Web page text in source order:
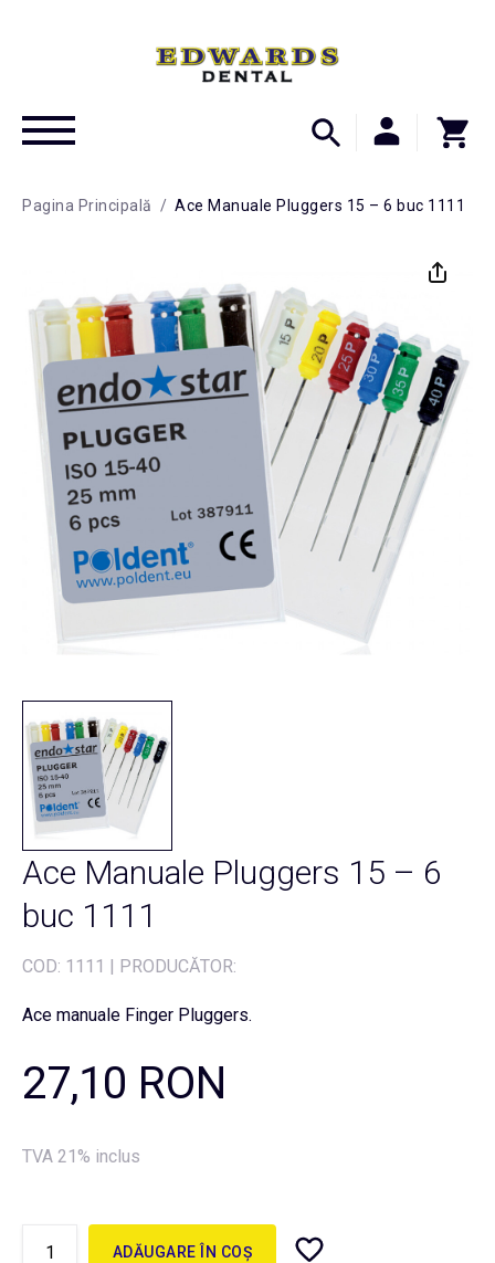
Pagina Principală / Ace Manuale Pluggers 15 – 6 buc 1111
Ace Manuale Pluggers 15 – 6
buc 1111
COD: 1111 | PRODUCĂTOR:
Ace manuale Finger Pluggers.
27,10 RON
TVA 21% inclus
ADĂUGARE ÎN COȘ